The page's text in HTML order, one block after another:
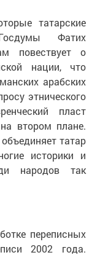
татарские
Фатих
повествует о
нации, что
арабских
этнического
пласт
втором плане.
татар
историки и
народов так
переписных
2002 года.